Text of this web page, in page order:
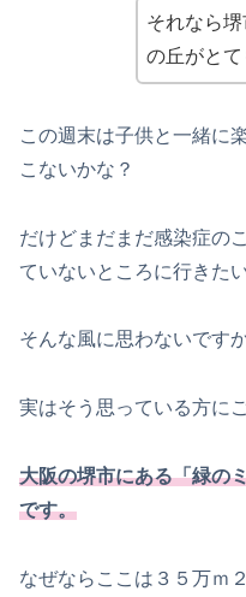
それなら
の丘がとて
この週末は子供と一緒に
こないかな？
だけどまだまだ感染症の
ていないところに行きたい
そんな風に思わないです
実はそう思っている方に
大阪の堺市にある「緑の
です。
なぜならここは３５万ｍ